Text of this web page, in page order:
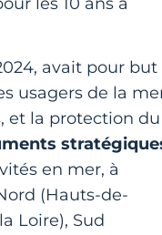
avait pour but
usagers de la
et la protection du
en mer, à
(Hauts-de-
Loire), Sud